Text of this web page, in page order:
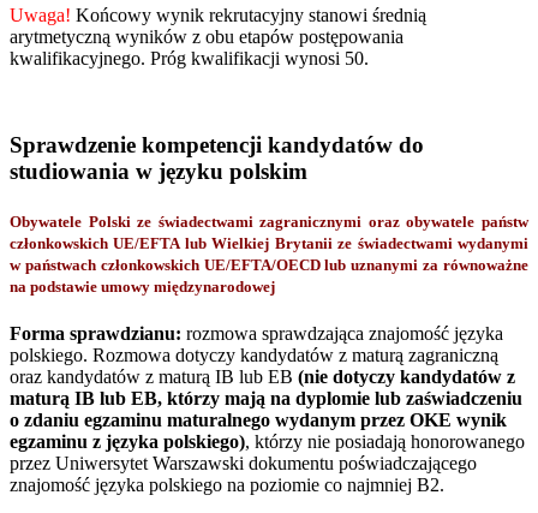
Uwaga! Końcowy wynik rekrutacyjny stanowi średnią
arytmetyczną wyników z obu etapów postępowania
kwalifikacyjnego. Próg kwalifikacji wynosi 50.
Sprawdzenie kompetencji kandydatów do
studiowania w języku polskim
Obywatele Polski ze świadectwami zagranicznymi oraz obywatele państw
członkowskich UE/EFTA lub Wielkiej Brytanii ze świadectwami wydanymi
w państwach członkowskich UE/EFTA/OECD lub uznanymi za równoważne
na podstawie umowy międzynarodowej
Forma sprawdzianu: rozmowa sprawdzająca znajomość języka
polskiego. Rozmowa dotyczy kandydatów z maturą zagraniczną
oraz kandydatów z maturą IB lub EB (nie dotyczy kandydatów z
maturą IB lub EB, którzy mają na dyplomie lub zaświadczeniu
o zdaniu egzaminu maturalnego wydanym przez OKE wynik
egzaminu z języka polskiego), którzy nie posiadają honorowanego
przez Uniwersytet Warszawski dokumentu poświadczającego
znajomość języka polskiego na poziomie co najmniej B2.